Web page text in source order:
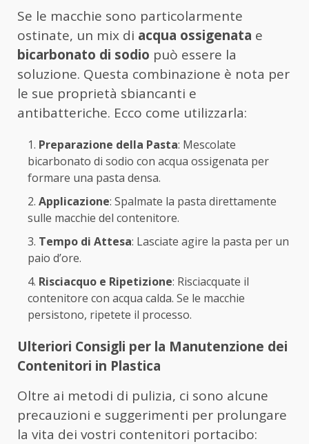
Se le macchie sono particolarmente
ostinate, un mix di acqua ossigenata e
bicarbonato di sodio può essere la
soluzione. Questa combinazione è nota per
le sue proprietà sbiancanti e
antibatteriche. Ecco come utilizzarla:
Preparazione della Pasta: Mescolate
bicarbonato di sodio con acqua ossigenata per
formare una pasta densa.
Applicazione: Spalmate la pasta direttamente
sulle macchie del contenitore.
Tempo di Attesa: Lasciate agire la pasta per un
paio d’ore.
Risciacquo e Ripetizione: Risciacquate il
contenitore con acqua calda. Se le macchie
persistono, ripetete il processo.
Ulteriori Consigli per la Manutenzione dei
Contenitori in Plastica
Oltre ai metodi di pulizia, ci sono alcune
precauzioni e suggerimenti per prolungare
la vita dei vostri contenitori portacibo: